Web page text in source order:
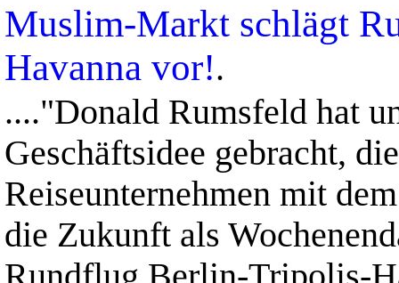
Muslim-Markt schlägt
Havanna vor!.
...."Donald Rumsfeld hat
Geschäftsidee gebracht,
Reiseunternehmen mit
die Zukunft als